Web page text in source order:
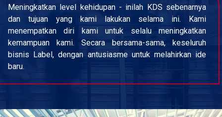
Meningkatkan level kehidupan - inilah KDS sebenarnya
dan tujuan yang kami lakukan selama ini. Kami
menempatkan diri kami untuk selalu meningkatkan
kemampuan kami. Secara bersama-sama, keseluruh
bisnis Label, dengan antusiasme untuk melahirkan ide
baru.